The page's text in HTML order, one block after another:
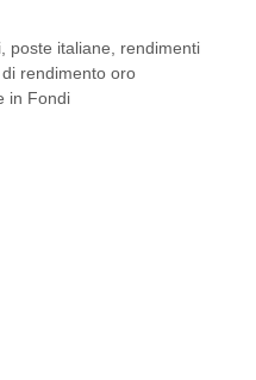
poste italiane
rendimenti
rendimento oro
in Fondi